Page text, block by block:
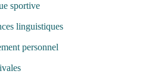
sportive
linguistiques
personnel